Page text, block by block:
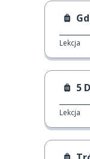
Lekcja
5
Lekcja